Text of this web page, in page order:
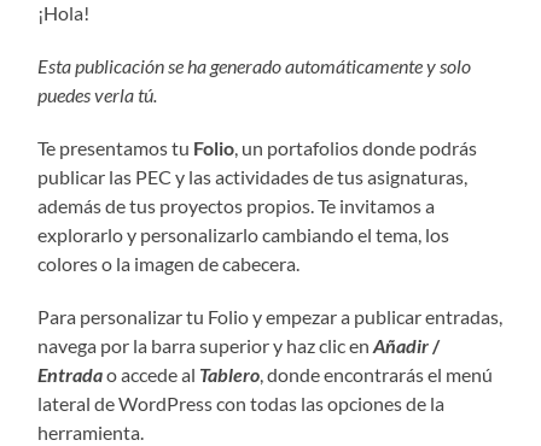
¡Hola!
Esta publicación se ha generado automáticamente y solo
puedes verla tú.
Te presentamos tu Folio, un portafolios donde podrás
publicar las PEC y las actividades de tus asignaturas,
además de tus proyectos propios. Te invitamos a
explorarlo y personalizarlo cambiando el tema, los
colores o la imagen de cabecera.
Para personalizar tu Folio y empezar a publicar entradas,
navega por la barra superior y haz clic enAñadir /
Entradao accede al Tablero, donde encontrarás el menú
lateral de WordPress con todas las opciones de la
herramienta.